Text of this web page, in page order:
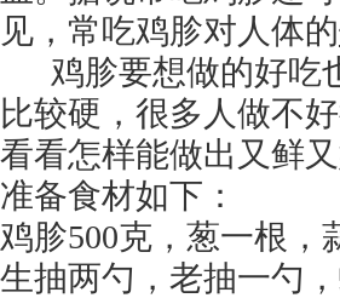
见，常吃鸡胗对人体的
鸡胗要想做的好吃
比较硬，很多人做不
看看怎样能做出又鲜
准备食材如下：
鸡胗500克，葱一根
生抽两勺，老抽一勺